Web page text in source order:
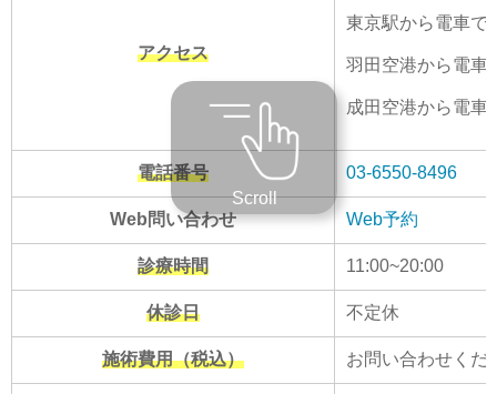
アクセス
東京駅から電車で
羽田空港から電車
成田空港から電車
電話番号 03-6550-8496
Web問い合わせ Web予約
診療時間 11:00~20:00
休診日 不定休
施術費用（税込） お問い合わせくだ
Scroll